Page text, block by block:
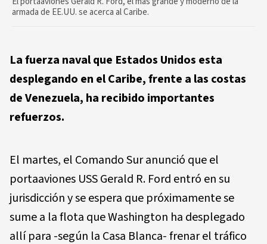
armada de EE.UU. se acerca al Caribe.
La fuerza naval que Estados Unidos esta
desplegando en el Caribe, frente a las costas
de Venezuela, ha recibido importantes
refuerzos.
El martes, el Comando Sur anunció que el
portaaviones USS Gerald R. Ford entró en su
jurisdicción y se espera que próximamente se
sume a la flota que Washington ha desplegado
allí para -según la Casa Blanca- frenar el tráfico